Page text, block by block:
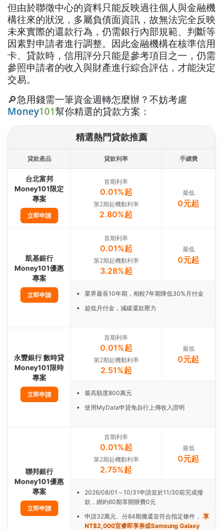
但由於聯徵中心的資料只能反映過往個人與金融機
構往來的狀況，多屬負債面資訊，故無法完全反映
未來實際的還款行為，仍需銀行內部規範、判斷等
因素對申請者進行調整。因此金融機構在核準信用
卡、貸款時，信用評分只能是參考項目之一，仍需
參照申請者的收入與財產進行綜合評估，才能決定
交易。
🔎急用錢需一筆資金週轉怎麼辦？不妨考慮
Money101幫你精選的貸款方案：
精選熱門貸款推薦
貸款產品 貸款利率 手續費
台北富邦
Money101限定
專案
立即申請
首期利率
0.01%起
第2期起機動利率
2.80%起
最低
0元起
凱基銀行
Money101優惠
專案
立即申請
首期利率
0.01%起
第2期起機動利率
3.28%起
最低
0元起
業界最長10年期，相較7年期降低30%月付金
超低月付金，減緩還款壓力
永豐銀行 數時貸
Money101限時
專案
立即申請
首期利率
0.01%起
第2期起機動利率
2.51%起
最低
0元起
最高額度800萬元
使用MyData申貸免自行上傳收入證明
聯邦銀行
Money101優惠
專案
立即申請
首期利率
0.01%起
第2期起機動利率
2.75%起
最低
0元起
2026/08/01～10/31申請並於11/30前完成撥
款，綁約60期享開辦費0元
申請32萬元、分84期攤還並符合指定條件， 享
NT$2,000宜睿即享券或Samsung Galaxy